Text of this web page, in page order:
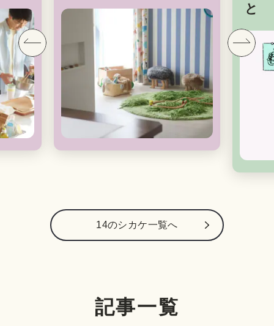
と
14のシカケ一覧へ
記事一覧